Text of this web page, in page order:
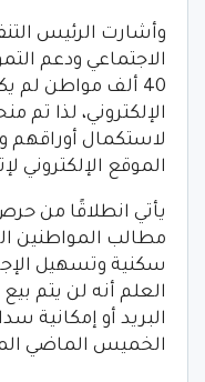
وأشارت الرئيس
الاجتماعي ودعم
40 ألف مواطن لم
لاستكمال أوراقهم
الموقع الإلكتروني
يأتي انطلاقًا من
مطالب المواطنين
سكنية وتسهيل
العلم أنه لن يتم
البريد أو إمكانية
الخميس الماضي الموافق 27